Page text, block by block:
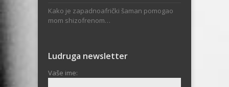
Kako je zapadnoafrički šaman pomogao
mom shizofrenom…
Ludruga newsletter
Vaše ime: